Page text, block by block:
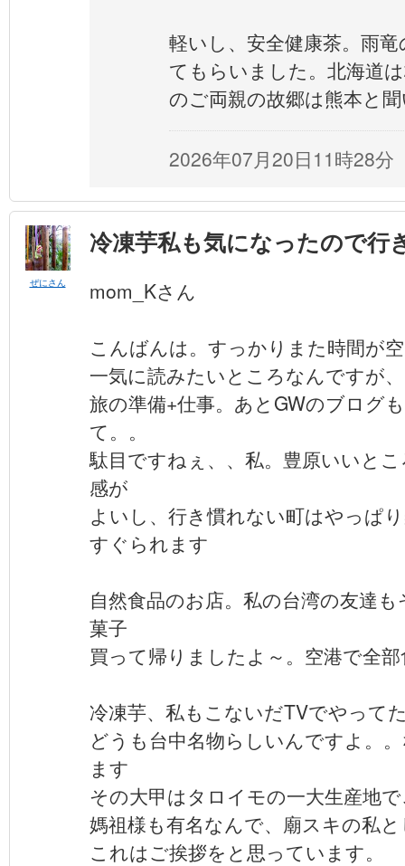
軽いし、安全健康茶。雨
てもらいました。北海道
のご両親の故郷は熊本と
2026年07月20日11時28分
ぜにさん
冷凍芋私も気になったので行
mom_Kさん
こんばんは。すっかりまた時間が
一気に読みたいところなんですが
旅の準備+仕事。あとGWのブログ
て。。
駄目ですねぇ、、私。豊原いいと
感が
よいし、行き慣れない町はやっぱ
すぐられます
自然食品のお店。私の台湾の友達
菓子
買って帰りましたよ～。空港で全
冷凍芋、私もこないだTVでやって
どうも台中名物らしいんですよ。
ます
その大甲はタロイモの一大生産地
媽祖様も有名なんで、廟スキの私
これはご挨拶をと思っています。